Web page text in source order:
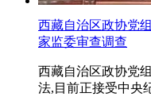
西藏自治区政协党
家监委审查调查
西藏自治区政协党
法,目前正接受中央